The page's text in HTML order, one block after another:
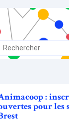
:
pour les